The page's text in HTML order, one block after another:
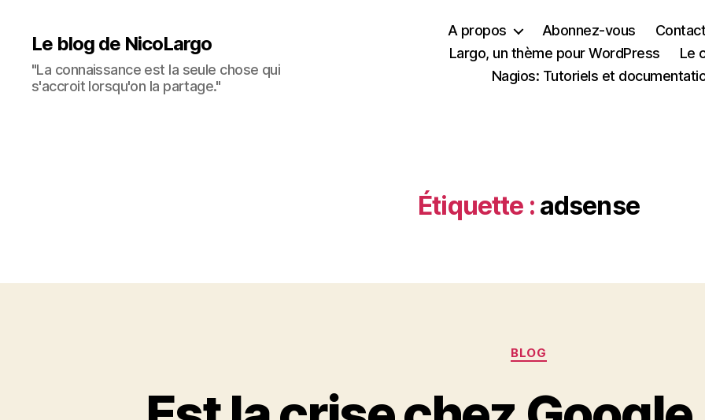
Le blog de NicoLargo
"La connaissance est la seule chose qui
s'accroit lorsqu'on la partage."
A propos Abonnez-vous
Largo, un thème pour WordPress
Le
Nagios: Tutoriels et
Étiquette : adsense
Catégories
BLOG